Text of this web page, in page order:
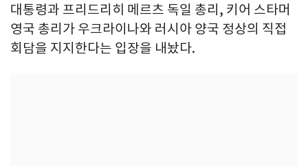
대통령과 프리드리히 메르츠 독일 총리, 키어 스타머
영국 총리가 우크라이나와 러시아 양국 정상의 직접
회담을 지지한다는 입장을 내놨다.